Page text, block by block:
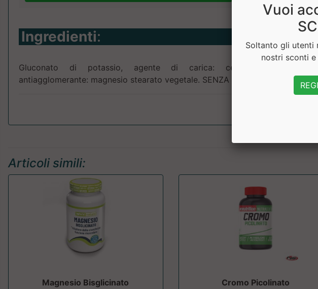
Ingredienti:
Gluconato di potassio, agente di carica: cellulosa
antiagglomerante: magnesio stearato vegetale. SENZA GLUTINE
Articoli simili:
Magnesio Bisglicinato
Cromo Picolinato
Vuoi
Soltanto gli utenti
nostri sconti